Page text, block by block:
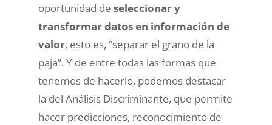
oportunidad de seleccionar y
transformar datos en información de
valor, esto es, “separar el grano de la
paja”. Y de entre todas las formas que
tenemos de hacerlo, podemos destacar
la del Análisis Discriminante, que permite
hacer predicciones, reconocimiento de